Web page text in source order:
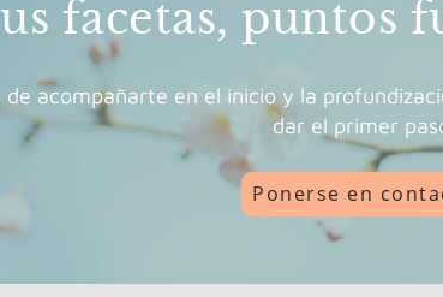
facetas, puntos
de acompañarte en el inicio y la
dar el primer
Ponerse en